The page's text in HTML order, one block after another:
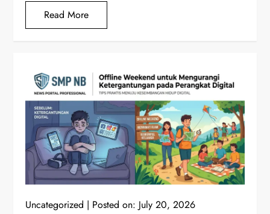
Read More
Uncategorized Posted on: July 20, 2026